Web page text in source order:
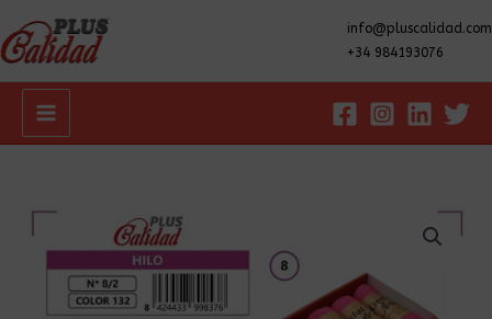
info@pluscalidad.com
+34 984193076
Main